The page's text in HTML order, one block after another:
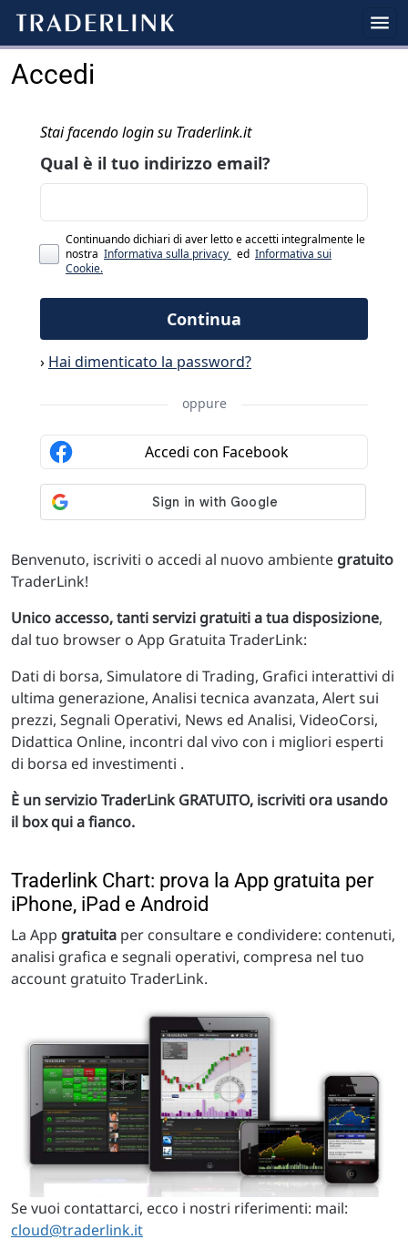
Accedi
Benvenuto, iscriviti o accedi al nuovo ambiente gratuito
TraderLink!
Unico accesso, tanti servizi gratuiti a tua disposizione,
dal tuo browser o App Gratuita TraderLink:
Dati di borsa, Simulatore di Trading, Grafici interattivi di
ultima generazione, Analisi tecnica avanzata, Alert sui
prezzi, Segnali Operativi, News ed Analisi, VideoCorsi,
Didattica Online, incontri dal vivo con i migliori esperti
di borsa ed investimenti .
È un servizio TraderLink GRATUITO, iscriviti ora usando
il box qui a fianco.
Traderlink Chart: prova la App gratuita per
iPhone, iPad e Android
La App gratuita per consultare e condividere: contenuti,
analisi grafica e segnali operativi, compresa nel tuo
account gratuito TraderLink.
Se vuoi contattarci, ecco i nostri riferimenti: mail:
cloud@traderlink.it